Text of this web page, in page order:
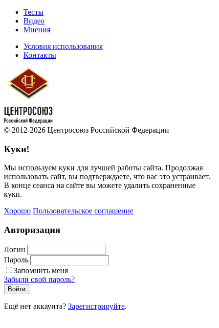
Тесты
Видео
Мнения
Условия использования
Контакты
© 2012-2026 Центросоюз Российской Федерации
Куки!
Мы используем куки для лучшей работы сайта. Продолжая
использовать сайт, вы подтверждаете, что вас это устраивает.
В конце сеанса на сайте вы можете удалить сохраненные
куки.
Хорошо Пользовательское соглашение
Авторизация
Логин
Пароль
Запомнить меня
Забыли свой пароль?
Войти
Ещё нет аккаунта? Зарегистрируйте.